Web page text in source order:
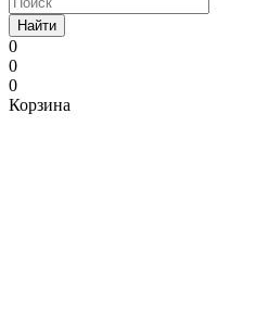
Найти
0
0
0
Корзина